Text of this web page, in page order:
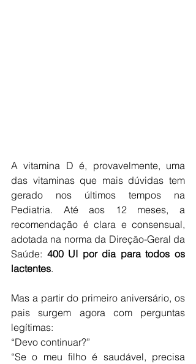
A vitamina D é, provavelmente, uma
das vitaminas que mais dúvidas tem
gerado nos últimos tempos na
Pediatria. Até aos 12 meses, a
recomendação é clara e consensual,
adotada na norma da Direção-Geral da
Saúde: 400 UI por dia para todos os
lactentes.
Mas a partir do primeiro aniversário, os
pais surgem agora com perguntas
legítimas:
“Devo continuar?”
“Se o meu filho é saudável, precisa